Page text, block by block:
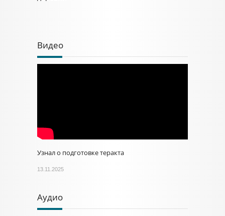
Видео
Узнал о подготовке теракта
13.11.2025
Аудио